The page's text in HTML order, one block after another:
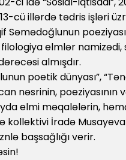
cü illərdə tədris işləri
Səmədoğlunun
elmlər
almışdır.
poetik dünyası”,
nəsrinin,
elmi məqalələrin,
kollektivi İradə
başsağlığı verir.